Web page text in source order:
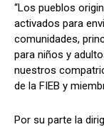
“Los pueblos
activados para
comunidades,
para niños y
nuestros
de la FIEB y
Por su parte la